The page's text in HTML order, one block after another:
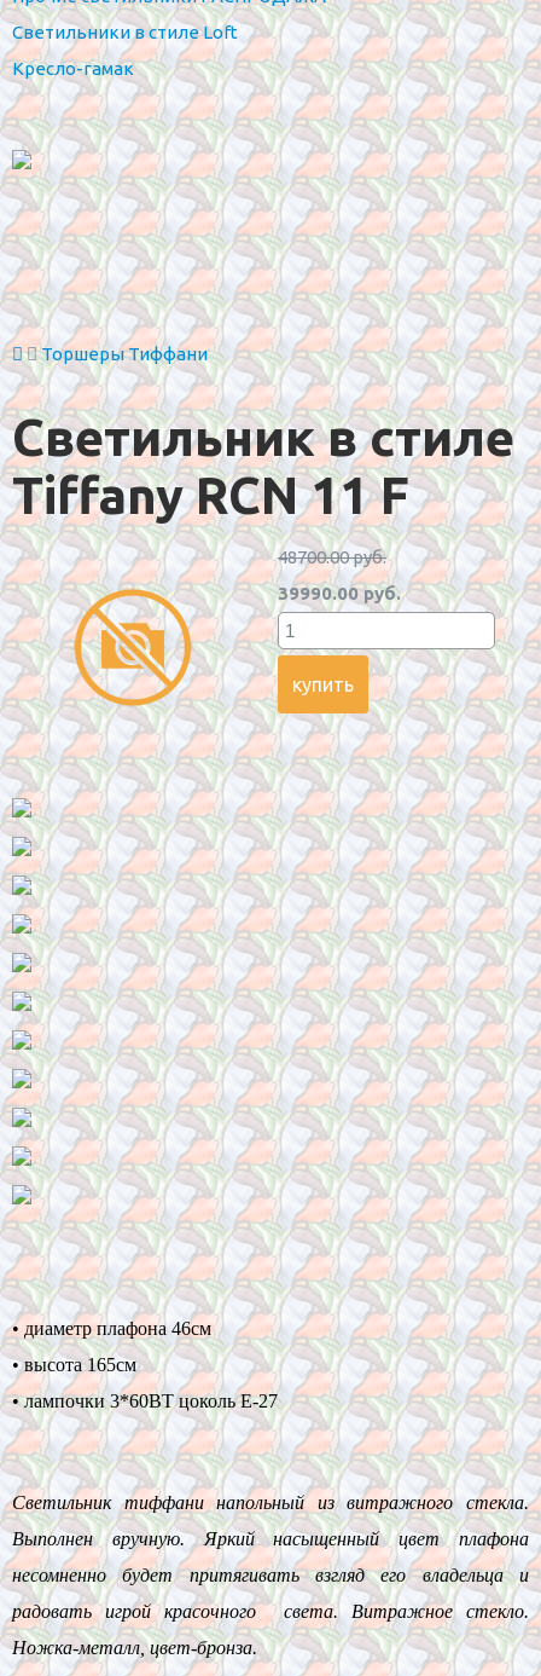
Светильники в стиле Loft
Кресло-гамак
Торшеры Тиффани
Светильник в стиле
Tiffany RCN 11 F
48700.00 руб.
39990.00 руб.
• диаметр плафона 46см
• высота 165см
• лампочки 3*60BT цоколь Е-27
Светильник тиффани напольный из витражного стекла.
Выполнен вручную. Яркий насыщенный цвет плафона
несомненно будет притягивать взгляд его владельца и
радовать игрой красочного света. Витражное стекло.
Ножка-металл, цвет-бронза.